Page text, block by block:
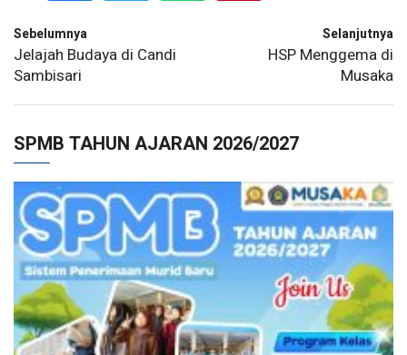
Sebelumnya
Jelajah Budaya di Candi
Sambisari
Selanjutnya
HSP Menggema di
Musaka
SPMB TAHUN AJARAN 2026/2027